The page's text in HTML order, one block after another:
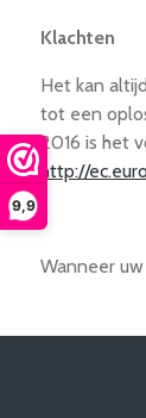
9,9
Klachten
Het kan
tot een
2016 is het
http://
Wanneer